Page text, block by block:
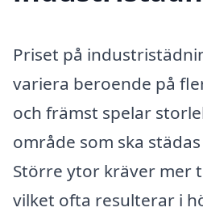
Priset på
variera beroende på
och främst spelar
område som ska
Större ytor kräver mer
vilket ofta resulterar i